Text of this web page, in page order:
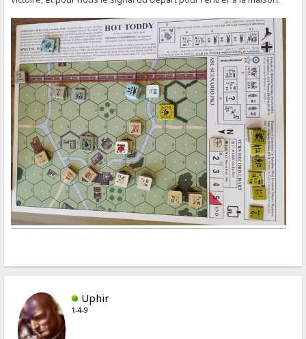
Uphir
1-4-9